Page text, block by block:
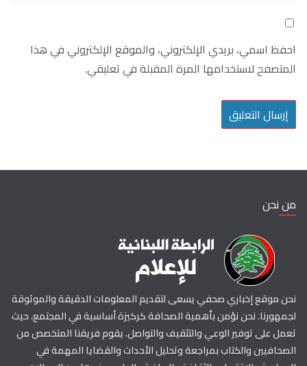
احفظ اسمي، بريدي الإلكتروني، والموقع الإلكتروني في هذا
المتصفح لاستخدامها المرة المقبلة في تعليقي.
من نحن
نحن موقع إخباري صحفي يسعى لتقديم المعلومات الدقيقة والموثوقة
لجمهورنا. نحن نؤمن بأهمية الصحافة كركيزة أساسية في المجتمع، حيث
تعمل على توفير الوعي والتثقيف والتواصل. يقوم فريقنا المتخصص من
الصحافيين والكتاب بمراجعة وتحليل الأحداث والقضايا المهمة في